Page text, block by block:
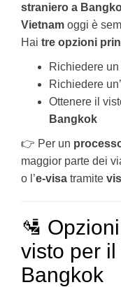
straniero a
Vietnam oggi è
Hai tre opzioni
Richiedere un
Richiedere un’
Ottenere il
Bangkok
👉 Per un
maggior parte dei
o l’e-visa tramite
🛂
visto per
Bangkok